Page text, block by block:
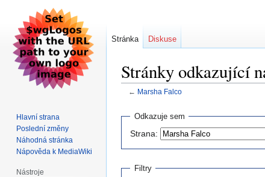
Stránky odkazující
← Marsha Falco
Skočit
navigaci
Skočit
vyhledávání
Odkazuje sem
Strana:
Filtry
Stránka Diskuse
Hlavní strana
Poslední změny
Náhodná stránka
Nápověda k MediaWiki
Nástroje